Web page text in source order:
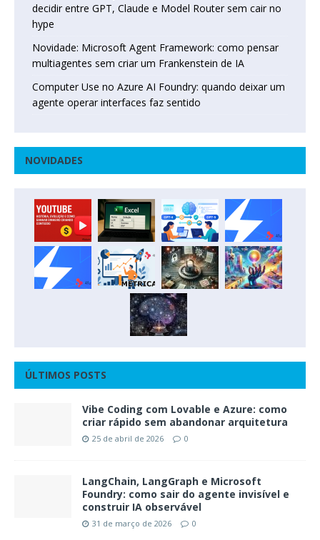
decidir entre GPT, Claude e Model Router sem cair no
hype
Novidade: Microsoft Agent Framework: como pensar
multiagentes sem criar um Frankenstein de IA
Computer Use no Azure AI Foundry: quando deixar um
agente operar interfaces faz sentido
NOVIDADES
ÚLTIMOS POSTS
Vibe Coding com Lovable e Azure: como
criar rápido sem abandonar arquitetura
25 de abril de 2026 0
LangChain, LangGraph e Microsoft
Foundry: como sair do agente invisível e
construir IA observável
31 de março de 2026 0